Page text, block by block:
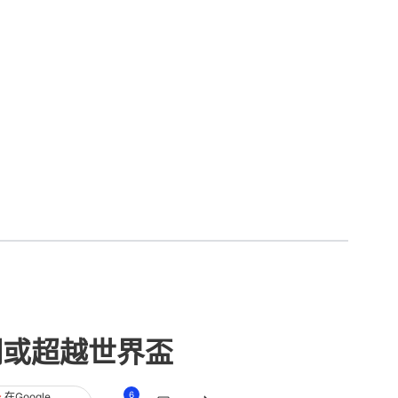
超越世界盃
6